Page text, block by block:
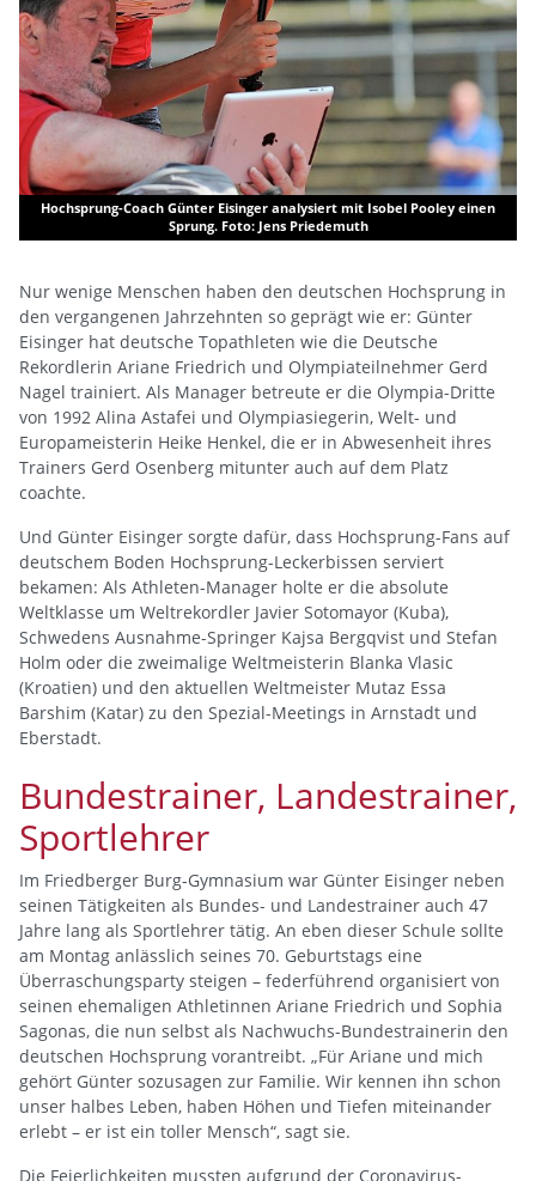
Hochsprung-Coach Günter Eisinger analysiert mit Isobel Pooley einen
Sprung. Foto: Jens Priedemuth
Nur wenige Menschen haben den deutschen Hochsprung in
den vergangenen Jahrzehnten so geprägt wie er: Günter
Eisinger hat deutsche Topathleten wie die Deutsche
Rekordlerin Ariane Friedrich und Olympiateilnehmer Gerd
Nagel trainiert. Als Manager betreute er die Olympia-Dritte
von 1992 Alina Astafei und Olympiasiegerin, Welt- und
Europameisterin Heike Henkel, die er in Abwesenheit ihres
Trainers Gerd Osenberg mitunter auch auf dem Platz
coachte.
Und Günter Eisinger sorgte dafür, dass Hochsprung-Fans auf
deutschem Boden Hochsprung-Leckerbissen serviert
bekamen: Als Athleten-Manager holte er die absolute
Weltklasse um Weltrekordler Javier Sotomayor (Kuba),
Schwedens Ausnahme-Springer Kajsa Bergqvist und Stefan
Holm oder die zweimalige Weltmeisterin Blanka Vlasic
(Kroatien) und den aktuellen Weltmeister Mutaz Essa
Barshim (Katar) zu den Spezial-Meetings in Arnstadt und
Eberstadt.
Bundestrainer, Landestrainer,
Sportlehrer
Im Friedberger Burg-Gymnasium war Günter Eisinger neben
seinen Tätigkeiten als Bundes- und Landestrainer auch 47
Jahre lang als Sportlehrer tätig. An eben dieser Schule sollte
am Montag anlässlich seines 70. Geburtstags eine
Überraschungsparty steigen – federführend organisiert von
seinen ehemaligen Athletinnen Ariane Friedrich und Sophia
Sagonas, die nun selbst als Nachwuchs-Bundestrainerin den
deutschen Hochsprung vorantreibt. „Für Ariane und mich
gehört Günter sozusagen zur Familie. Wir kennen ihn schon
unser halbes Leben, haben Höhen und Tiefen miteinander
erlebt – er ist ein toller Mensch“, sagt sie.
Die Feierlichkeiten mussten aufgrund der Coronavirus-